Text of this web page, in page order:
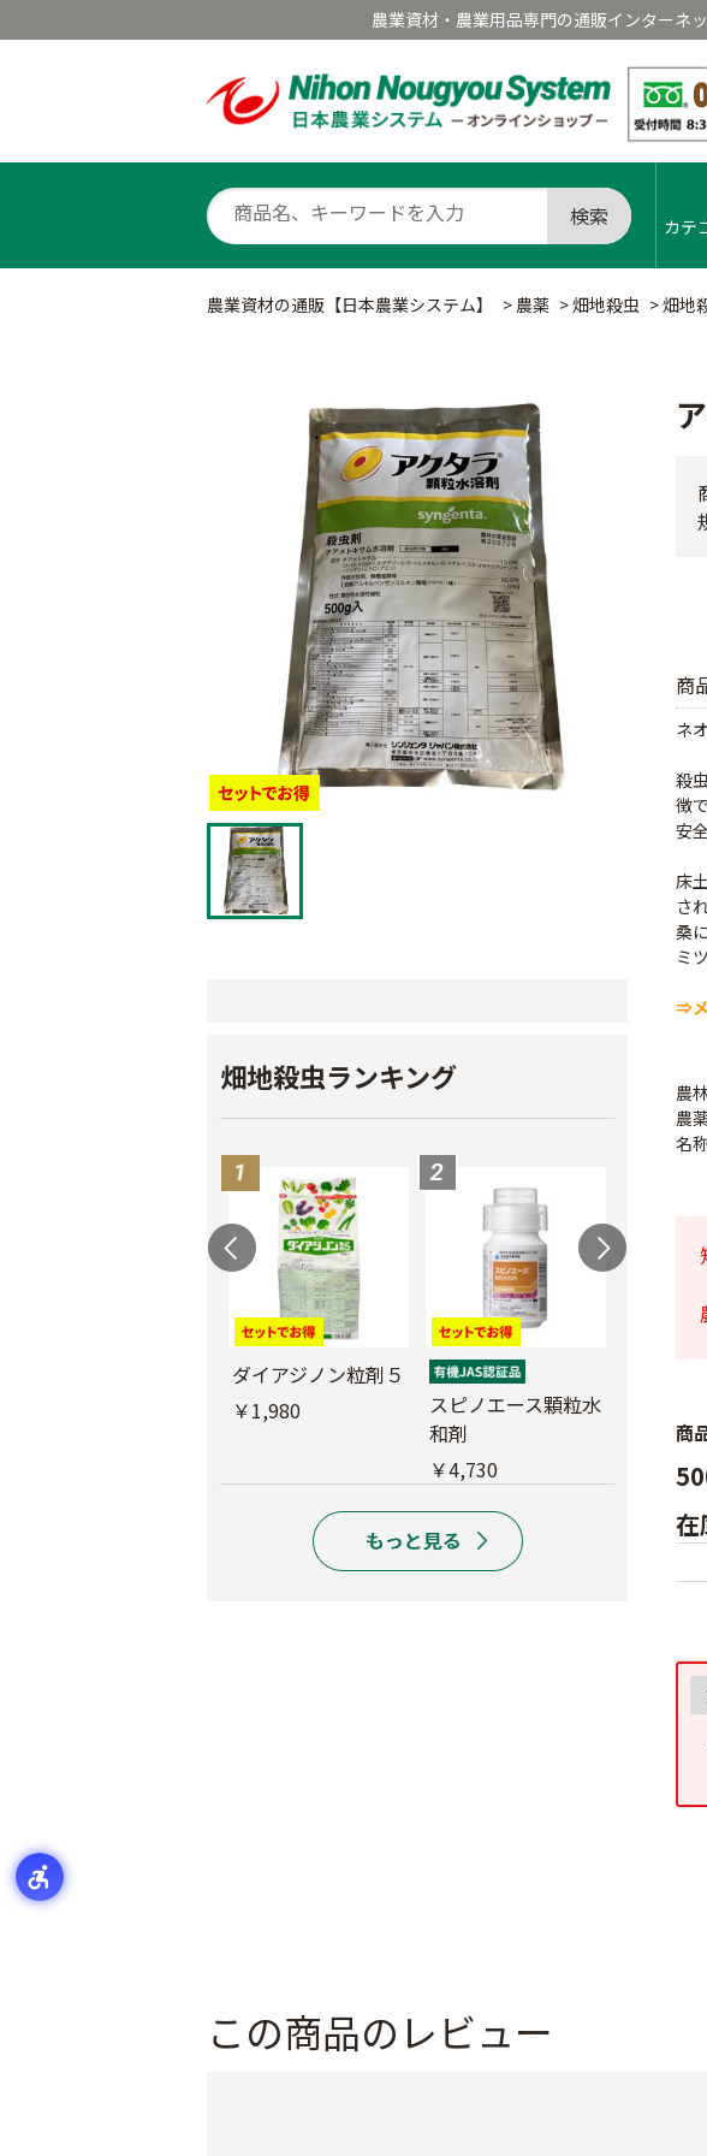
農業資材・農業用品専門の通販インターネ
検索 カテ
農業資材の通販【日本農業システム】 > 農薬 >畑地殺虫 >畑地
畑地殺虫ランキング
ダイアジノン粒剤５
￥1,980
スピノエース顆粒水
和剤
￥4,730
商
ネ
殺
徴
安
床
さ
桑
ミ
⇒メ
農
農
名
商
在
この商品のレビュー